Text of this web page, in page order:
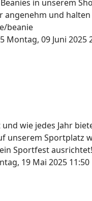
in unserem
angenehm und
beanie
Montag, 09 Juni 2025
wie jedes Jahr
unserem Sportplatz
Sportfest ausrichtet!
19 Mai 2025 11:50